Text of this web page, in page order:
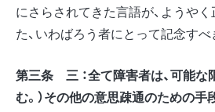
にさらされてきた言語が、ようや
た、いわばろう者にとって記念すべ
第三条 三 ：全て障害者は、可能な
む。）その他の意思疎通のための